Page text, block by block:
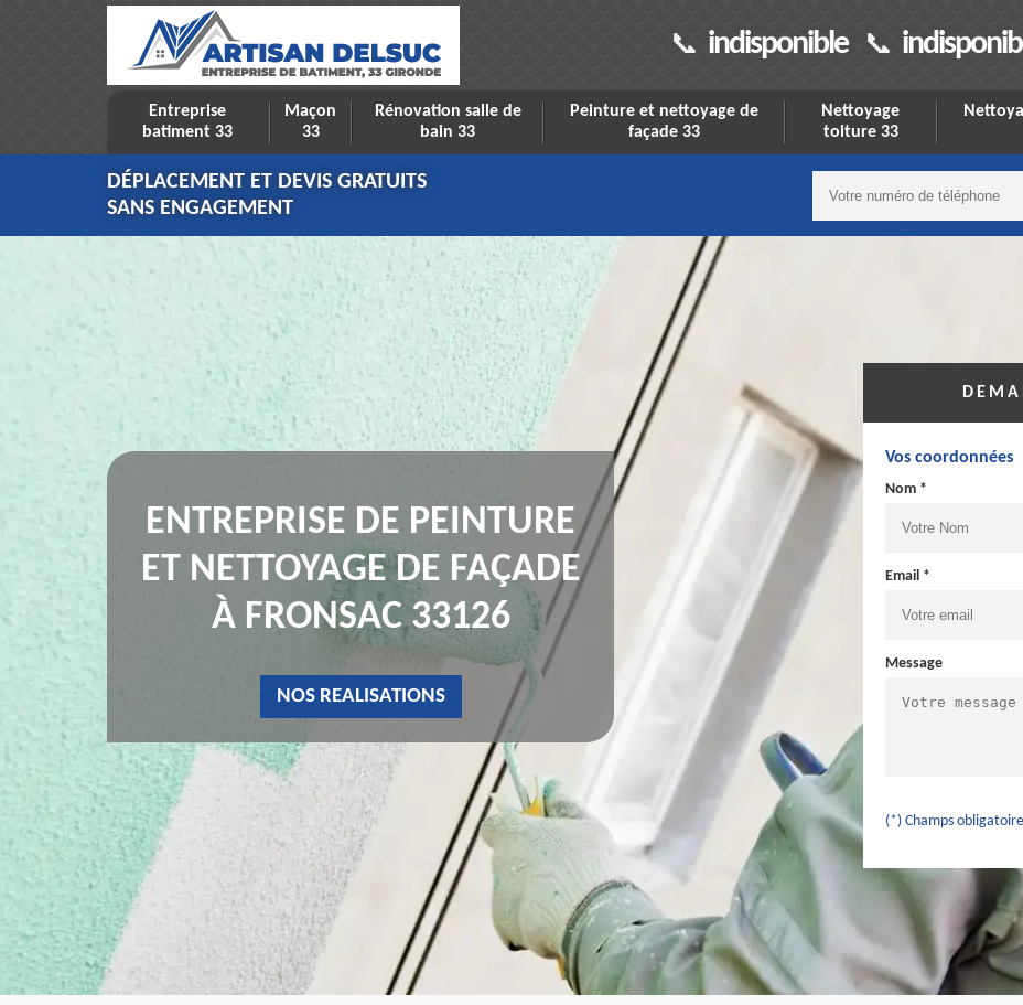
indisponible
Entreprise
batiment 33
Maçon
33
Rénovation salle de
bain 33
Peinture et nettoyage de
façade 33
Nettoyage
toiture 33
DÉPLACEMENT ET DEVIS GRATUITS
SANS ENGAGEMENT
ENTREPRISE DE PEINTURE
ET NETTOYAGE DE FAÇADE
À FRONSAC 33126
NOS REALISATIONS
Vos coordonnées
Nom *
Email *
Message
(*) Champs obligatoire